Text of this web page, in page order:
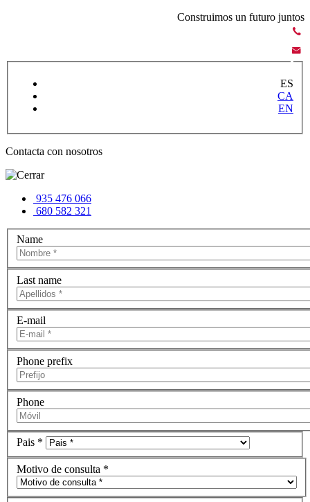
Construimos un futuro juntos
ES
CA
EN
Contacta con nosotros
935 476 066
680 582 321
Name
Last name
E-mail
Phone prefix
Phone
Pais *
Motivo de consulta *